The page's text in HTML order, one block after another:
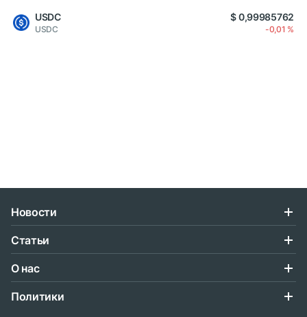
USDC
USDC
$ 0,99985762
-0,01 %
Новости
Статьи
О нас
Политики